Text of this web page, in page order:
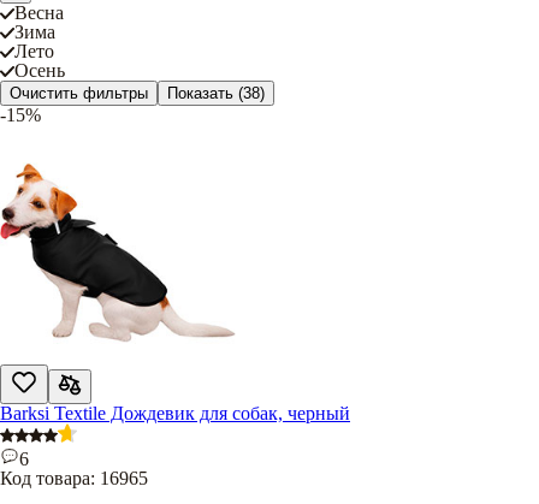
Весна
Зима
Лето
Осень
Очистить фильтры Показать (38)
-15%
Barksi Textile Дождевик для собак, черный
6
Код товара: 16965